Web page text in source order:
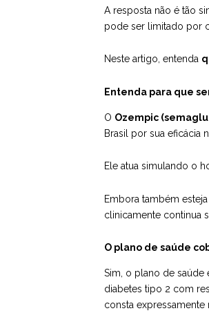
A resposta não é tão
pode ser limitado por
Neste artigo, entenda
Entenda para que
O Ozempic
Brasil por sua eficácia
Ele atua simulando o
Embora também
clinicamente continua
O plano de saúde
Sim, o plano de saúde
diabetes tipo 2 com
consta expressamente